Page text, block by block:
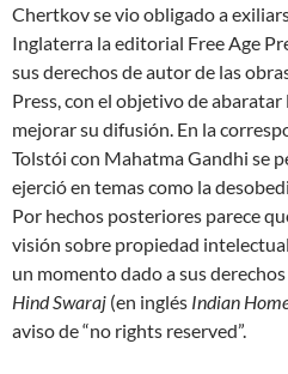
Chertkov se vio obligado a
Inglaterra la editorial Free Age
sus derechos de autor de las
Press, con el objetivo de
mejorar su difusión. En la
Tolstói con Mahatma Gandhi se
ejerció en temas como la
Por hechos posteriores parece
visión sobre propiedad
un momento dado a sus
Hind Swaraj (en inglés Indian
aviso de “no rights reserved”.